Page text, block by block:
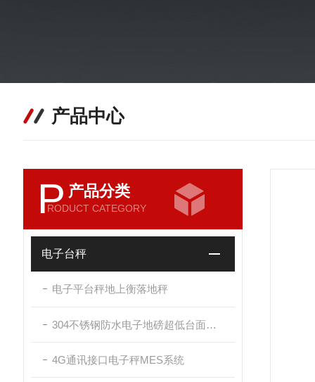
产品中心
P 产品分类
RODUCT CATEGORY
电子台秤
电子平台秤地上衡落地秤
304不锈钢防水电子地磅超低台面带斜坡
4G通讯接口电子秤MES系统